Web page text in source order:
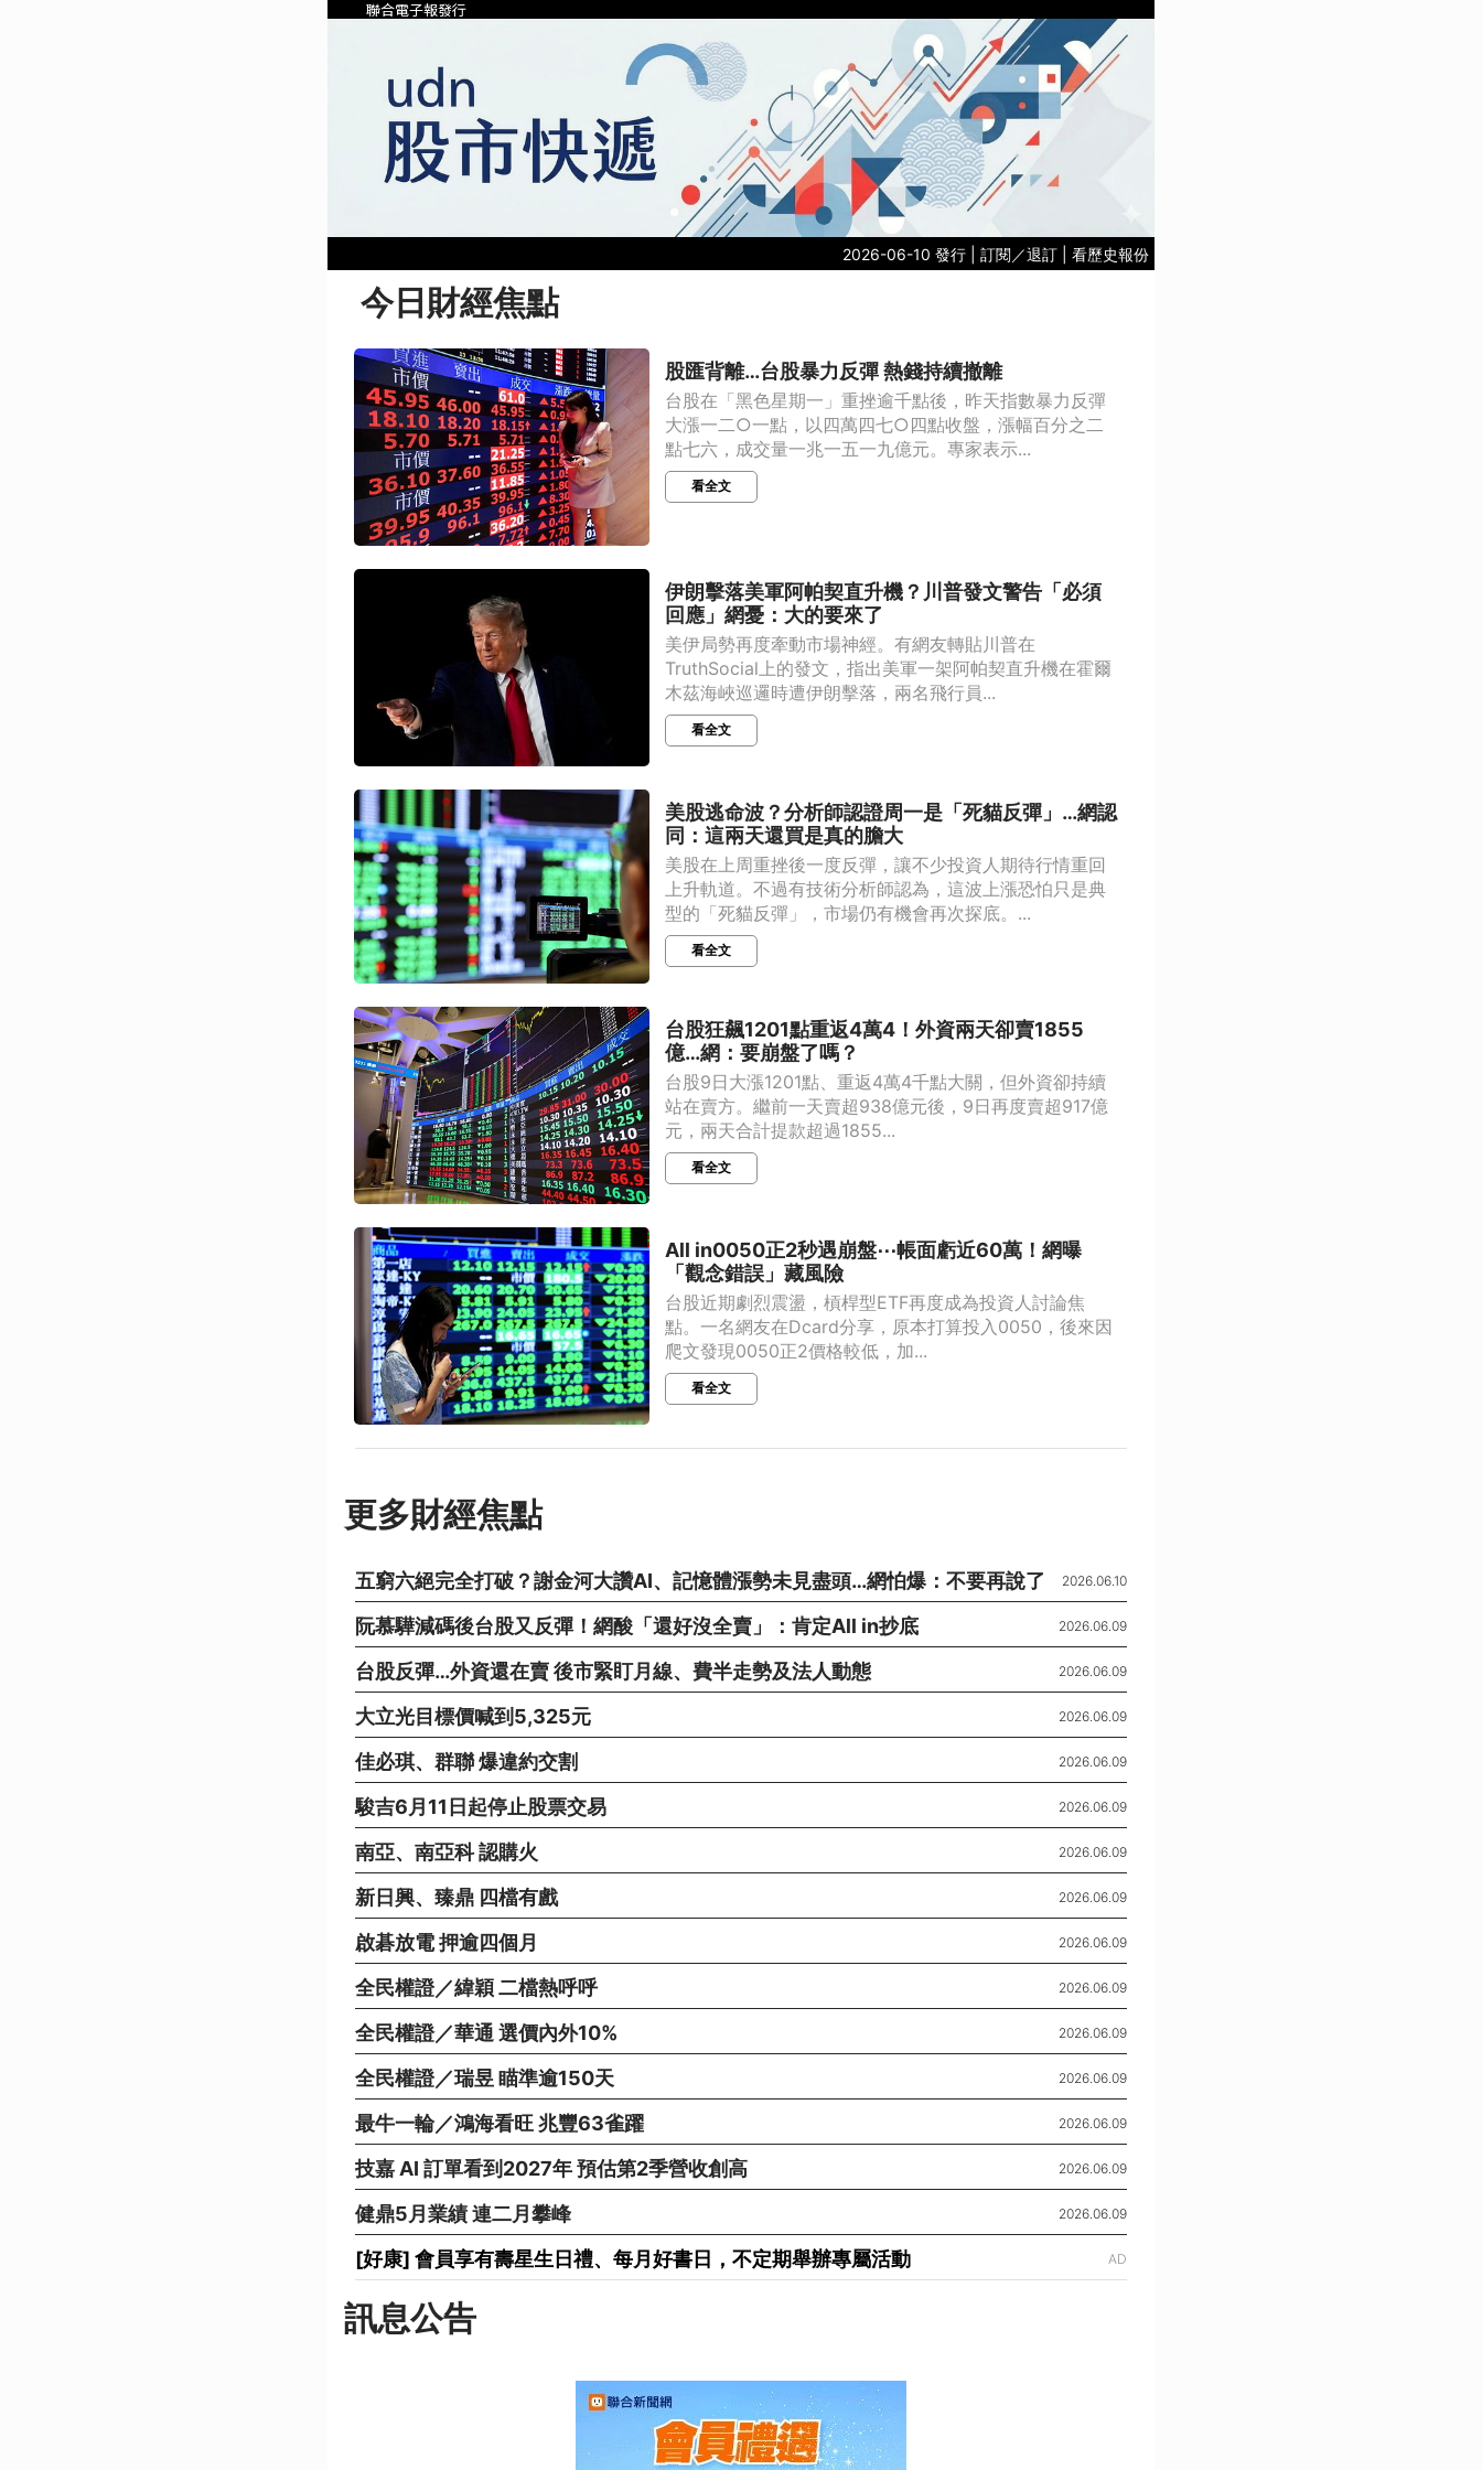
聯合電子報發行
2026-06-10 發行 | 訂閱／退訂 看歷史報份
今日財經焦點
股匯背離…台股暴力反彈 熱錢持續撤離
台股在「黑色星期一」重挫逾千點後，昨天指數暴力反彈
大漲一二○一點，以四萬四七○四點收盤，漲幅百分之二
點七六，成交量一兆一五一九億元。專家表示...
看全文
伊朗擊落美軍阿帕契直升機？川普發文警告「必須
回應」網憂：大的要來了
美伊局勢再度牽動市場神經。有網友轉貼川普在
TruthSocial上的發文，指出美軍一架阿帕契直升機在霍爾
木茲海峽巡邏時遭伊朗擊落，兩名飛行員...
看全文
美股逃命波？分析師認證周一是「死貓反彈」…網認
同：這兩天還買是真的膽大
美股在上周重挫後一度反彈，讓不少投資人期待行情重回
上升軌道。不過有技術分析師認為，這波上漲恐怕只是典
型的「死貓反彈」，市場仍有機會再次探底。...
看全文
台股狂飆1201點重返4萬4！外資兩天卻賣1855
億…網：要崩盤了嗎？
台股9日大漲1201點、重返4萬4千點大關，但外資卻持續
站在賣方。繼前一天賣超938億元後，9日再度賣超917億
元，兩天合計提款超過1855...
看全文
All in0050正2秒遇崩盤⋯帳面虧近60萬！網曝
「觀念錯誤」藏風險
台股近期劇烈震盪，槓桿型ETF再度成為投資人討論焦
點。一名網友在Dcard分享，原本打算投入0050，後來因
爬文發現0050正2價格較低，加...
看全文
更多財經焦點
五窮六絕完全打破？謝金河大讚AI、記憶體漲勢未見盡頭…網怕爆：不要再說了 2026.06.10
阮慕驊減碼後台股又反彈！網酸「還好沒全賣」：肯定All in抄底 2026.06.09
台股反彈…外資還在賣 後市緊盯月線、費半走勢及法人動態 2026.06.09
大立光目標價喊到5,325元 2026.06.09
佳必琪、群聯 爆違約交割 2026.06.09
駿吉6月11日起停止股票交易 2026.06.09
南亞、南亞科 認購火 2026.06.09
新日興、臻鼎 四檔有戲 2026.06.09
啟碁放電 押逾四個月 2026.06.09
全民權證／緯穎 二檔熱呼呼 2026.06.09
全民權證／華通 選價內外10% 2026.06.09
全民權證／瑞昱 瞄準逾150天 2026.06.09
最牛一輪／鴻海看旺 兆豐63雀躍 2026.06.09
技嘉 AI 訂單看到2027年 預估第2季營收創高 2026.06.09
健鼎5月業績 連二月攀峰 2026.06.09
[好康] 會員享有壽星生日禮、每月好書日，不定期舉辦專屬活動 AD
訊息公告